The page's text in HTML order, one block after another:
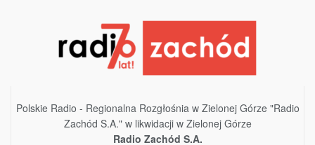
Polskie Radio - Regionalna Rozgłośnia w Zielonej Górze "Radio
Zachód S.A." w likwidacji w Zielonej Górze
Radio Zachód S.A.